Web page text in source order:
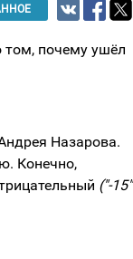
том, почему ушёл
Назарова.
Конечно,
("-15"